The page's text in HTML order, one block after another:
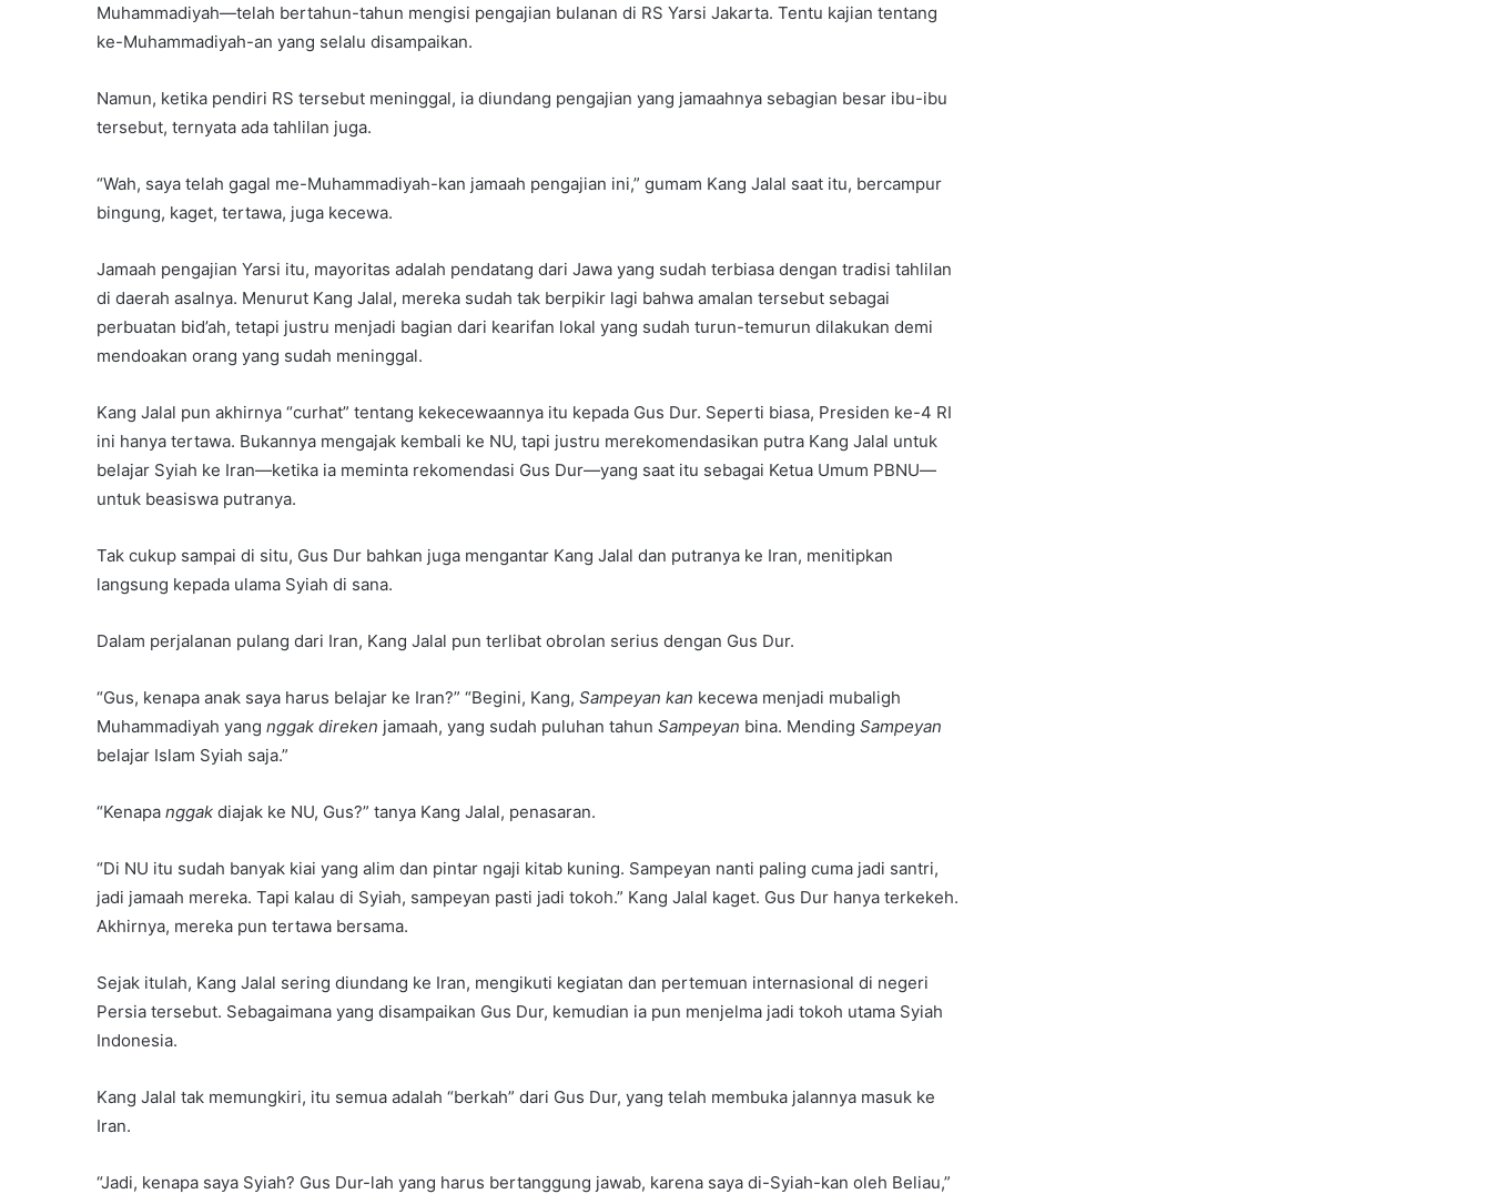
Muhammadiyah—telah bertahun-tahun mengisi pengajian bulanan di RS Yarsi Jakarta. Tentu kajian tentang
ke-Muhammadiyah-an yang selalu disampaikan.
Namun, ketika pendiri RS tersebut meninggal, ia diundang pengajian yang jamaahnya sebagian besar ibu-ibu
tersebut, ternyata ada tahlilan juga.
“Wah, saya telah gagal me-Muhammadiyah-kan jamaah pengajian ini,” gumam Kang Jalal saat itu, bercampur
bingung, kaget, tertawa, juga kecewa.
Jamaah pengajian Yarsi itu, mayoritas adalah pendatang dari Jawa yang sudah terbiasa dengan tradisi tahlilan
di daerah asalnya. Menurut Kang Jalal, mereka sudah tak berpikir lagi bahwa amalan tersebut sebagai
perbuatan bid’ah, tetapi justru menjadi bagian dari kearifan lokal yang sudah turun-temurun dilakukan demi
mendoakan orang yang sudah meninggal.
Kang Jalal pun akhirnya “curhat” tentang kekecewaannya itu kepada Gus Dur. Seperti biasa, Presiden ke-4 RI
ini hanya tertawa. Bukannya mengajak kembali ke NU, tapi justru merekomendasikan putra Kang Jalal untuk
belajar Syiah ke Iran—ketika ia meminta rekomendasi Gus Dur—yang saat itu sebagai Ketua Umum PBNU—
untuk beasiswa putranya.
Tak cukup sampai di situ, Gus Dur bahkan juga mengantar Kang Jalal dan putranya ke Iran, menitipkan
langsung kepada ulama Syiah di sana.
Dalam perjalanan pulang dari Iran, Kang Jalal pun terlibat obrolan serius dengan Gus Dur.
“Gus, kenapa anak saya harus belajar ke Iran?” “Begini, Kang, Sampeyan kan kecewa menjadi mubaligh
Muhammadiyah yang nggak direken jamaah, yang sudah puluhan tahun Sampeyan bina. Mending Sampeyan
belajar Islam Syiah saja.”
“Kenapa nggak diajak ke NU, Gus?” tanya Kang Jalal, penasaran.
“Di NU itu sudah banyak kiai yang alim dan pintar ngaji kitab kuning. Sampeyan nanti paling cuma jadi santri,
jadi jamaah mereka. Tapi kalau di Syiah, sampeyan pasti jadi tokoh.” Kang Jalal kaget. Gus Dur hanya terkekeh.
Akhirnya, mereka pun tertawa bersama.
Sejak itulah, Kang Jalal sering diundang ke Iran, mengikuti kegiatan dan pertemuan internasional di negeri
Persia tersebut. Sebagaimana yang disampaikan Gus Dur, kemudian ia pun menjelma jadi tokoh utama Syiah
Indonesia.
Kang Jalal tak memungkiri, itu semua adalah “berkah” dari Gus Dur, yang telah membuka jalannya masuk ke
Iran.
“Jadi, kenapa saya Syiah? Gus Dur-lah yang harus bertanggung jawab, karena saya di-Syiah-kan oleh Beliau,”